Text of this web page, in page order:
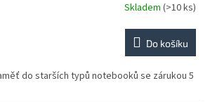
Skladem (>10 ks)
Do košíku
do starších typů notebooků se zárukou 5